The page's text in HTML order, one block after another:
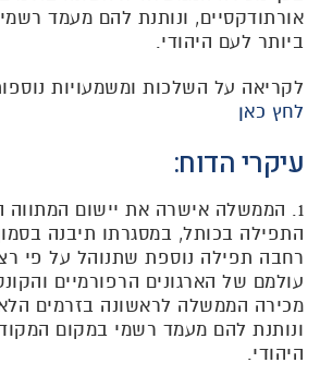
אורתודקסיים, ונותנת להם מעמד
ביותר לעם היהודי.
לקריאה על השלכות ומשמעויות
לחץ כאן
עיקרי הדוח:
1. הממשלה אישרה את יישום
התפילה בכותל, במסגרתו תיבנה
רחבה תפילה נוספת שתנוהל על פי
עולמם של הארגונים הרפורמיים
מכירה הממשלה לראשונה בזרמים הלא
ונותנת להם מעמד רשמי במקום
היהודי.